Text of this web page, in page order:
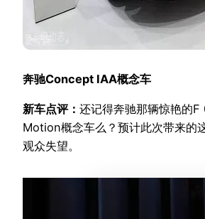
奔驰Concept IAA概念车
新车点评： 还记得奔驰那辆惊艳的
Motion概念车么？预计此次带来的
观众失望。